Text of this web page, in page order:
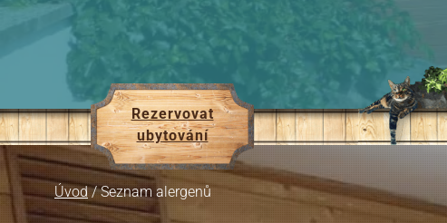
Rezervovat
ubytování
Úvod / Seznam alergenů